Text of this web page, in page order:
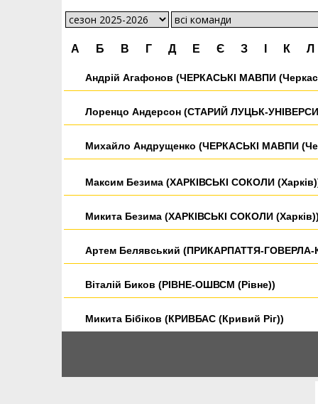
А Б В Г Д Е Є З К Л
Андрій Агафонов (ЧЕРКАСЬКІ МАВПИ
Лоренцо Андерсон (СТАРИЙ ЛУЦЬК-
Михайло Андрущенко (ЧЕРКАСЬКІ МАВПИ
Максим Безима (ХАРКІВСЬКІ СОКОЛИ
Микита Безима (ХАРКІВСЬКІ СОКОЛИ (Харків))
Артем Белявський (ПРИКАРПАТТЯ-ГОВЕРЛА-
Віталій Биков (РІВНЕ-ОШВСМ (Рівне))
Микита Бібіков (КРИВБАС (Кривий Ріг))